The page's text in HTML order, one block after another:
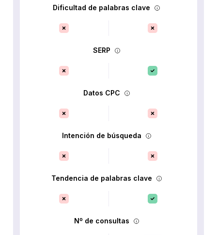
Dificultad de palabras clave
SERP
Datos CPC
Intención de búsqueda
Tendencia de palabras clave
Nº de consultas